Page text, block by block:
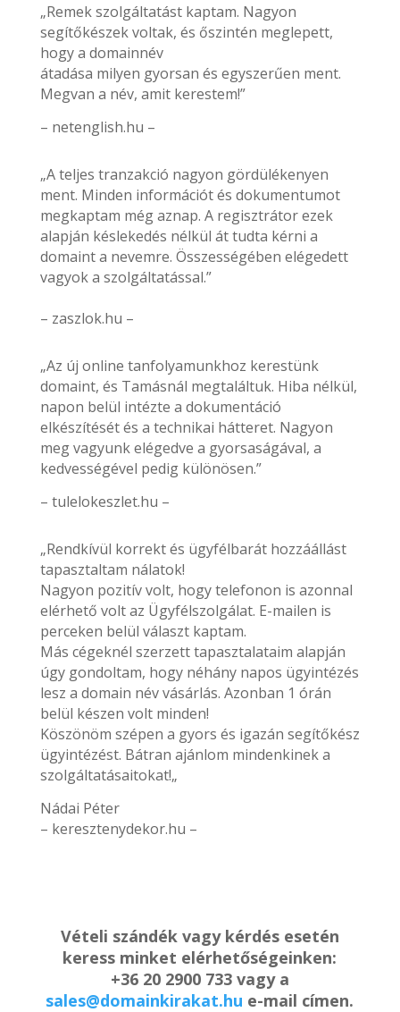
„Remek szolgáltatást kaptam. Nagyon
segítőkészek voltak, és őszintén meglepett,
hogy a domainnév
átadása milyen gyorsan és egyszerűen ment.
Megvan a név, amit kerestem!”
– netenglish.hu –
„A teljes tranzakció nagyon gördülékenyen
ment. Minden információt és dokumentumot
megkaptam még aznap. A regisztrátor ezek
alapján késlekedés nélkül át tudta kérni a
domaint a nevemre. Összességében elégedett
vagyok a szolgáltatással.”
– zaszlok.hu –
„Az új online tanfolyamunkhoz kerestünk
domaint, és Tamásnál megtaláltuk. Hiba nélkül,
napon belül intézte a dokumentáció
elkészítését és a technikai hátteret. Nagyon
meg vagyunk elégedve a gyorsaságával, a
kedvességével pedig különösen.”
– tulelokeszlet.hu –
„Rendkívül korrekt és ügyfélbarát hozzáállást
tapasztaltam nálatok!
Nagyon pozitív volt, hogy telefonon is azonnal
elérhető volt az Ügyfélszolgálat. E-mailen is
perceken belül választ kaptam.
Más cégeknél szerzett tapasztalataim alapján
úgy gondoltam, hogy néhány napos ügyintézés
lesz a domain név vásárlás. Azonban 1 órán
belül készen volt minden!
Köszönöm szépen a gyors és igazán segítőkész
ügyintézést. Bátran ajánlom mindenkinek a
szolgáltatásaitokat!„
Nádai Péter
– keresztenydekor.hu –
Vételi szándék vagy kérdés esetén
keress minket elérhetőségeinken:
+36 20 2900 733 vagy a
sales@domainkirakat.hu e-mail címen.